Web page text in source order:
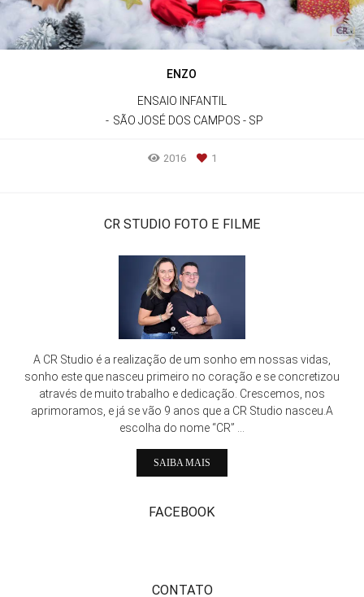
ENZO
ENSAIO INFANTIL
SÃO JOSÉ DOS CAMPOS - SP
2016 1
CR STUDIO FOTO E FILME
A CR Studio é a realização de um sonho em nossas vidas,
sonho este que nasceu primeiro no coração e se concretizou
através de muito trabalho e dedicação. Crescemos, nos
aprimoramos, e já se vão 9 anos que a CR Studio nasceu.A
escolha do nome “CR” ...
SAIBA MAIS
FACEBOOK
CONTATO